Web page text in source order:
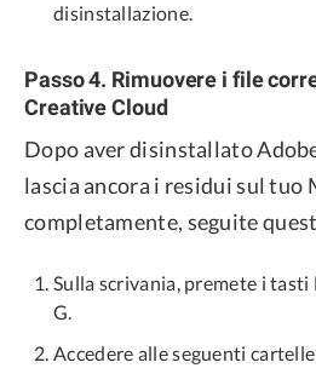
disinstallazione.
Passo 4. Rimuovere i file
Creative Cloud
Dopo aver disinstallato
lascia ancora i residui sul tuo
completamente, seguite
Sulla scrivania, premete i
G.
Accedere alle seguenti